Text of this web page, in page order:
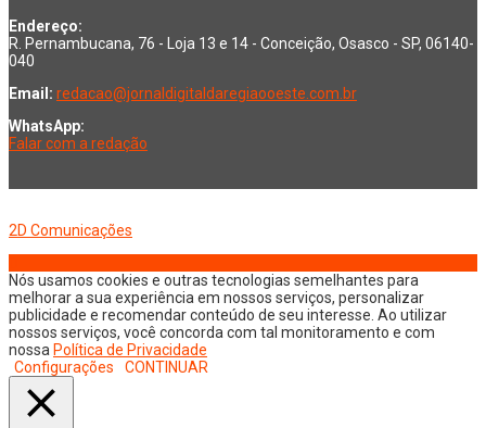
Endereço:
R. Pernambucana, 76 - Loja 13 e 14 - Conceição, Osasco - SP, 06140-
040
Email: redacao@jornaldigitaldaregiaooeste.com.br
WhatsApp:
Falar com a redação
2D Comunicações
Nós usamos cookies e outras tecnologias semelhantes para
melhorar a sua experiência em nossos serviços, personalizar
publicidade e recomendar conteúdo de seu interesse. Ao utilizar
nossos serviços, você concorda com tal monitoramento e com
nossa Política de Privacidade
Configurações
CONTINUAR